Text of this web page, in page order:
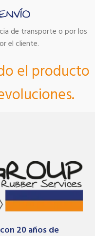
de transporte o por los
el cliente.
el producto
20 años de